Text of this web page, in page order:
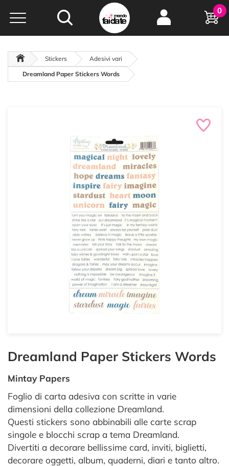
Hobby e
creatività...
oltre 15 anni online
0
Stickers
Adesivi vari
Dreamland Paper Stickers Words
Dreamland Paper Stickers Words
Mintay Papers
Foglio di carta adesiva con scritte in varie
dimensioni della collezione Dreamland.
Questi stickers sono abbinabili alle carte scrap
singole e blocchi scrap a tema Dreamland.
Divertiti a decorare bellissime card, inviti, biglietti,
decorare oggetti, album, quaderni, diari e tanto altro.